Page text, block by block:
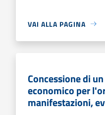
VAI ALLA PAGINA
Concessione di
economico per
manifestazioni,